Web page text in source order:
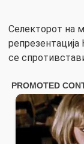
Селекторот на
се